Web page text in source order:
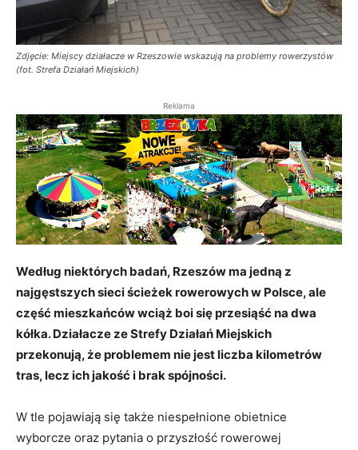
Zdjęcie: Miejscy działacze w Rzeszowie wskazują na problemy rowerzystów
(fot. Strefa Działań Miejskich)
Reklama
Według niektórych badań, Rzeszów ma jedną z
najgęstszych sieci ścieżek rowerowych w Polsce, ale
część mieszkańców wciąż boi się przesiąść na dwa
kółka. Działacze ze Strefy Działań Miejskich
przekonują, że problemem nie jest liczba kilometrów
tras, lecz ich jakość i brak spójności.
W tle pojawiają się także niespełnione obietnice
wyborcze oraz pytania o przyszłość rowerowej